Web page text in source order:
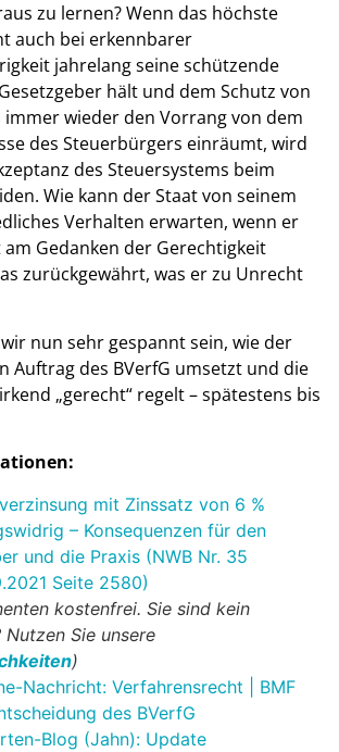
zu lernen? Wenn das höchste
auch bei erkennbarer
jahrelang seine schützende
hält und dem Schutz von
immer wieder den Vorrang von dem
des Steuerbürgers einräumt, wird
des Steuersystems beim
Wie kann der Staat von seinem
Verhalten erwarten, wenn er
Gedanken der Gerechtigkeit
zurückgewährt, was er zu Unrecht
nun sehr gespannt sein, wie der
Auftrag des BVerfG umsetzt und die
„gerecht“ regelt – spätestens bis
mit Zinssatz von 6 %
– Konsequenzen für den
und die Praxis (NWB Nr. 35
Seite 2580)
kostenfrei. Sie sind kein
Nutzen Sie unsere
)
Nachricht: Verfahrensrecht | BMF
des BVerfG
Blog (Jahn): Update